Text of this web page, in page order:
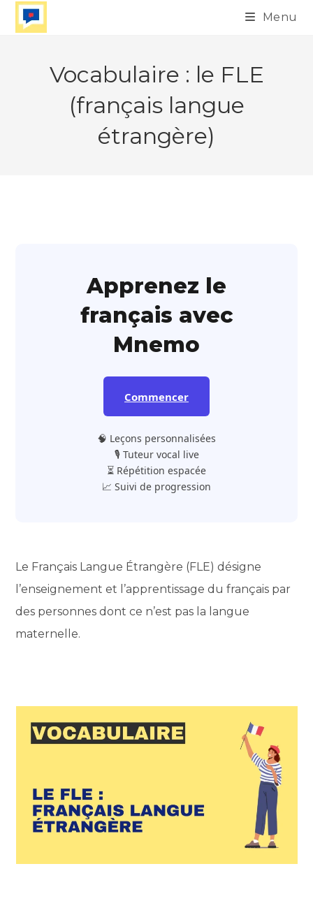
Skip
Menu
Vocabulaire : le FLE
(français langue
étrangère)
Apprenez le
français avec
Mnemo
Commencer
🧠 Leçons personnalisées
🎙️ Tuteur vocal live
⏳ Répétition espacée
📈 Suivi de progression
Le Français Langue Étrangère (FLE) désigne
l’enseignement et l’apprentissage du français par
des personnes dont ce n’est pas la langue
maternelle.